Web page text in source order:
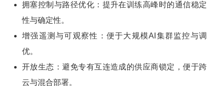
拥塞控制与路径优化：提升在训练高峰时的通信稳定
性与确定性。
增强遥测与可观察性：便于大规模AI集群监控与调
优。
开放生态：避免专有互连造成的供应商锁定，便于跨
云与混合部署。